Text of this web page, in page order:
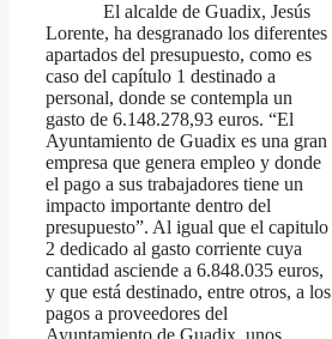
El alcalde de Guadix, Jesús
Lorente, ha desgranado los diferentes
apartados del presupuesto, como es
caso del capítulo 1 destinado a
personal, donde se contempla un
gasto de 6.148.278,93 euros. “El
Ayuntamiento de Guadix es una gran
empresa que genera empleo y donde
el pago a sus trabajadores tiene un
impacto importante dentro del
presupuesto”. Al igual que el capitulo
2 dedicado al gasto corriente cuya
cantidad asciende a 6.848.035 euros,
y que está destinado, entre otros, a los
pagos a proveedores del